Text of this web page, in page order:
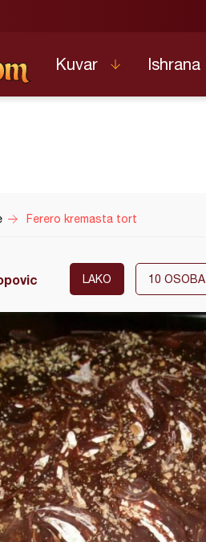
Kuvar Ishrana
Ferero kremasta tort
LAKO 10 OSOBA